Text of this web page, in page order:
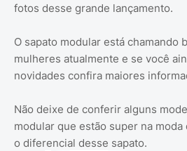
fotos desse grande lançamento.
O sapato modular está chamando
mulheres atualmente e se você
novidades confira maiores
Não deixe de conferir alguns
modular que estão super na
o diferencial desse sapato.